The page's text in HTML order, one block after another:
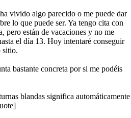
vivido algo parecido o me puede dar
lo que puede ser. Ya tengo cita con
pero están de vacaciones y no me
el día 13. Hoy intentaré conseguir
sitio.
bastante concreta por si me podéis
blandas significa automáticamente